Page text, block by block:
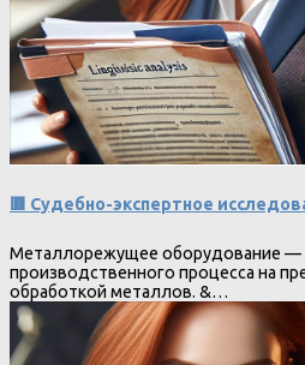
🟥 Судебно-экспертное
Металлорежущее оборудование —
производственного процесса на
обработкой металлов. &…